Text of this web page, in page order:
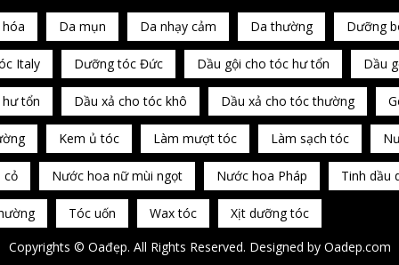
Da mụn Da nhạy cảm Da thường Dưỡng
Italy Dưỡng tóc Đức Dầu gội cho tóc hư tổn Dầu
tổn Dầu xả cho tóc khô Dầu xả cho tóc thường
Kem ủ tóc Làm mượt tóc Làm sạch tóc
cỏ Nước hoa nữ mùi ngọt Nước hoa Pháp Tinh dầu
Tóc uốn Wax tóc
Xịt dưỡng tóc
Copyrights © Oađẹp. All Rights Reserved. Designed by Oadep.com